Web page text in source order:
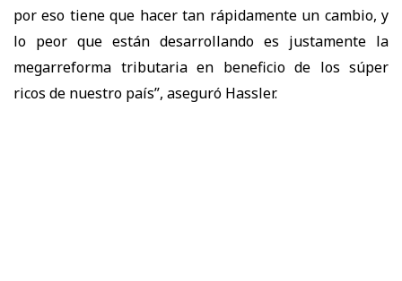
por eso tiene que hacer tan rápidamente un cambio, y
lo peor que están desarrollando es justamente la
megarreforma tributaria en beneficio de los súper
ricos de nuestro país”, aseguró Hassler.